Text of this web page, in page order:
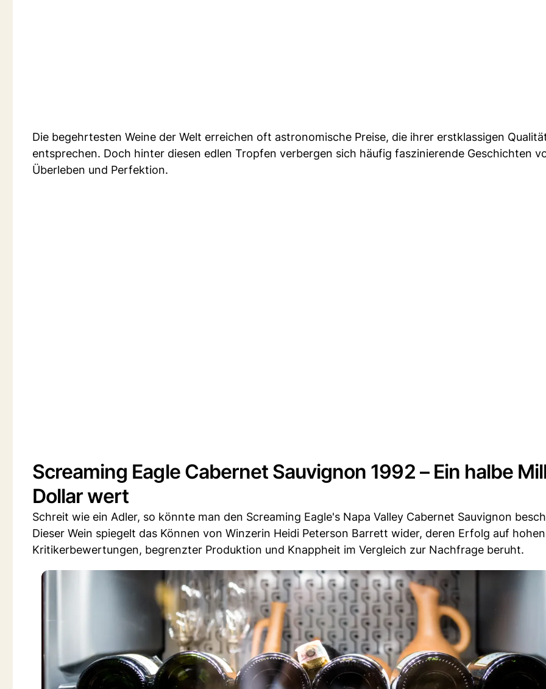
Die begehrtesten Weine der Welt erreichen oft astronomische Preise, die ihrer erstklassigen
entsprechen. Doch hinter diesen edlen Tropfen verbergen sich häufig faszinierende Geschichten
Überleben und Perfektion.
Screaming Eagle Cabernet Sauvignon 1992 – Ein halbe
Dollar wert
Schreit wie ein Adler, so könnte man den Screaming Eagle's Napa Valley Cabernet Sauvignon
Dieser Wein spiegelt das Können von Winzerin Heidi Peterson Barrett wider, deren Erfolg auf hohen
Kritikerbewertungen, begrenzter Produktion und Knappheit im Vergleich zur Nachfrage beruht.